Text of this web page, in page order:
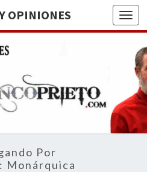
OPINIONES
DE
BREVE
RECORRIDO
VITAL Y
ACTUALIDAD
Por
Monárquica